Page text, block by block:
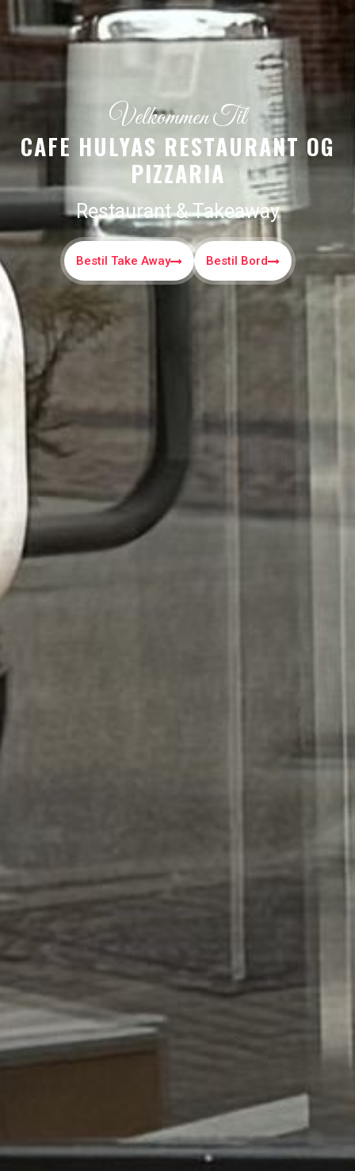
Velkommen Til
CAFE HULYAS RESTAURANT OG
PIZZARIA
Restaurant & Takeaway
Bestil Take Away Bestil Bord